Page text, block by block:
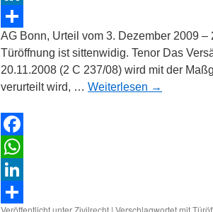
LinkedIn
Teilen
AG Bonn, Urteil vom 3. Dezember 2009
Türöffnung ist sittenwidig. Tenor Das
20.11.2008 (2 C 237/08) wird mit der
verurteilt wird, … Weiterlesen →
Facebook
WhatsApp
LinkedIn
Veröffentlicht unter | Verschlagwortet mit